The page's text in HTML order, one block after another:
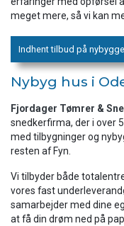
meget mere, så vi kan
Indhent tilbud på
Nybyg hus i
Fjordager Tømrer &
snedkerfirma, der i over
med tilbygninger og
resten af Fyn.
Vi tilbyder både
vores fast
samarbejder med dine
at få din drøm ned på